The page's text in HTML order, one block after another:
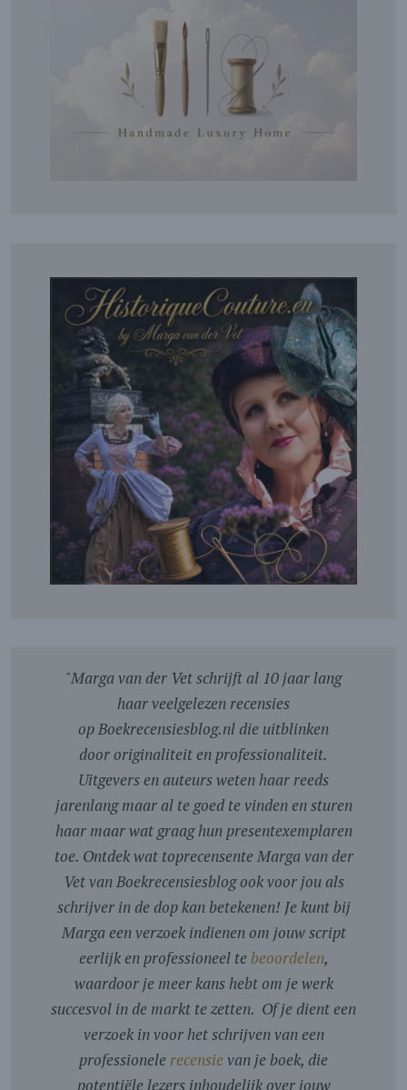
"Marga van der Vet schrijft al 10 jaar lang
haar veelgelezen recensies
op Boekrecensiesblog.nl die uitblinken
door originaliteit en professionaliteit.
Uitgevers en auteurs weten haar reeds
jarenlang maar al te goed te vinden en sturen
haar maar wat graag hun presentexemplaren
toe. Ontdek wat toprecensente Marga van der
Vet van Boekrecensiesblog ook voor jou als
schrijver in de dop kan betekenen! Je kunt bij
Marga een verzoek indienen om jouw script
eerlijk en professioneel te beoordelen,
waardoor je meer kans hebt om je werk
succesvol in de markt te zetten. Of je dient een
verzoek in voor het schrijven van een
professionele recensievan je boek, die
potentiële lezers inhoudelijk over jouw